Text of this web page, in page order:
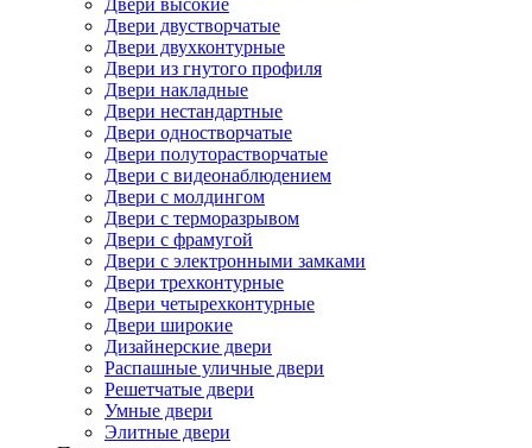
Двери высокие
Двери двустворчатые
Двери двухконтурные
Двери из гнутого профиля
Двери накладные
Двери нестандартные
Двери одностворчатые
Двери полуторастворчатые
Двери с видеонаблюдением
Двери с молдингом
Двери с терморазрывом
Двери с фрамугой
Двери с электронными замками
Двери трехконтурные
Двери четырехконтурные
Двери широкие
Дизайнерские двери
Распашные уличные двери
Решетчатые двери
Умные двери
Элитные двери